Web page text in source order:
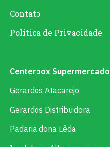
Contato
Política de Privacidade
Centerbox
Gerardos Atacarejo
Gerardos Distribuidora
Padaria dona Lêda